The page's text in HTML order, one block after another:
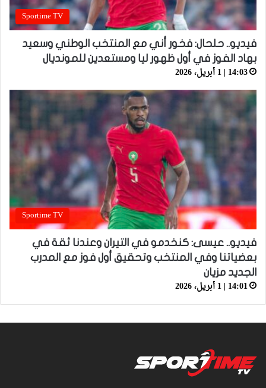
Sportime TV
فيديو.. حلحال: فخور أني مع المنتخب الوطني وسعيد
بهاد الفوز في أول ظهور ليا ومستعدين للمونديال
14:03 | 1 أبريل، 2026
Sportime TV
فيديو.. عيسى: كنخدمو في التيران وعندنا ثقة في
بعضياتنا وفي المنتخب وتحقيق أول فوز مع المدرب
الجديد مزيان
14:01 | 1 أبريل، 2026